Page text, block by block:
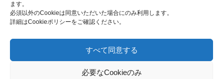
ます。
必須以外のCookieは同意いただいた場合にのみ利用します。
詳細はCookieポリシーをご確認ください。
すべて同意する
必要なCookieのみ
FAX.03-3545-6545
info@breastcare.jp
COPYRIGHT (C) 2019 JAPAN SOCIETY OF BREAST HEALTH, ALL RIGHT RESERVED